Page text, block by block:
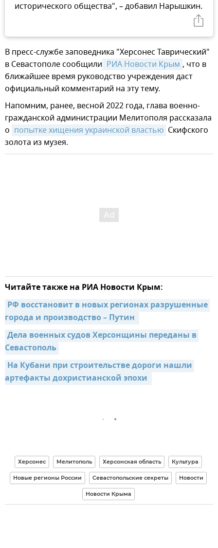
исторического общества", – добавил Нарышкин.
В пресс-службе заповедника "Херсонес Таврический"
в Севастополе сообщили РИА Новости Крым , что в
ближайшее время руководство учреждения даст
официальный комментарий на эту тему.
Напомним, ранее, весной 2022 года, глава военно-
гражданской администрации Мелитополя рассказала
о попытке хищения украинской властью Скифского
золота из музея.
Читайте также на РИА Новости Крым:
РФ восстановит в новых регионах разрушенные
города и производство – Путин
Дела военных судов Херсонщины переданы в
Севастополь
На Кубани при строительстве дороги нашли
артефакты дохристианской эпохи
Херсонес Мелитополь Херсонская область Культура
Новые регионы России Севастопольские секреты Новости
Новости Крыма